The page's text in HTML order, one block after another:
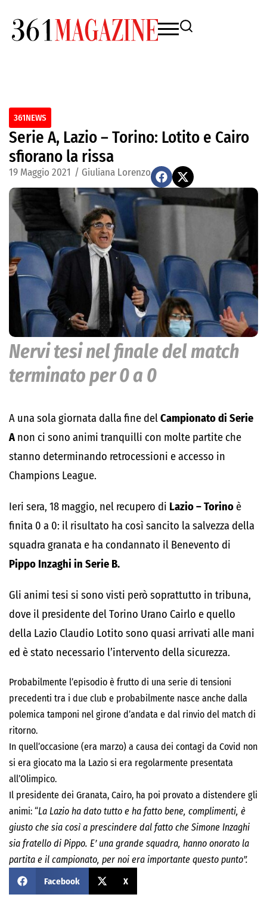
361NEWS
Serie A, Lazio – Torino: Lotito e Cairo
sfiorano la rissa
19 Maggio 2021 / Giuliana Lorenzo
Nervi tesi nel finale del match
terminato per 0 a 0
A una sola giornata dalla fine delCampionato di Serie
A non ci sono animi tranquilli con molte partite che
stanno determinando retrocessioni e accesso in
Champions League.
Ieri sera, 18 maggio, nel recupero di Lazio – Torino è
finita 0 a 0: il risultato ha così sancito la salvezza della
squadra granata e ha condannato il Benevento di
Pippo Inzaghi in Serie B.
Gli animi tesi si sono visti però soprattutto in tribuna,
dove il presidente del Torino Urano Cairlo e quello
della Lazio Claudio Lotito sono quasi arrivati alle mani
ed è stato necessario l’intervento della sicurezza.
Probabilmente l’episodio è frutto di una serie di tensioni
precedenti tra i due club e probabilmente nasce anche dalla
polemica tamponi nel girone d’andata e dal rinvio del match di
ritorno.
In quell’occasione (era marzo) a causa dei contagi da Covid non
si era giocato ma la Lazio si era regolarmente presentata
all’Olimpico.
Il presidente dei Granata, Cairo, ha poi provato a distendere gli
animi: “La Lazio ha dato tutto e ha fatto bene, complimenti, è
giusto che sia così a prescindere dal fatto che Simone Inzaghi
sia fratello di Pippo. E’ una grande squadra, hanno onorato la
partita e il campionato, per noi era importante questo punto”.
Facebook X